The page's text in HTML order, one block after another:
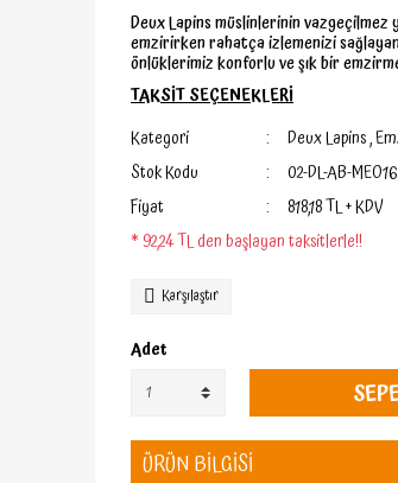
Deux Lapins müslinlerinin vazgeçilmez
emzirirken rahatça izlemenizi
önlüklerimiz konforlu ve şık bir
TAKSİT SEÇENEKLERİ
Kategori
Deux Lapins,
Stok Kodu
02-DL-AB-MEO16
Fiyat
818,18 TL + KDV
* 92,24 TL den başlayan taksitlerle!!
Karşılaştır
Adet
ÜRÜN BİLGİSİ